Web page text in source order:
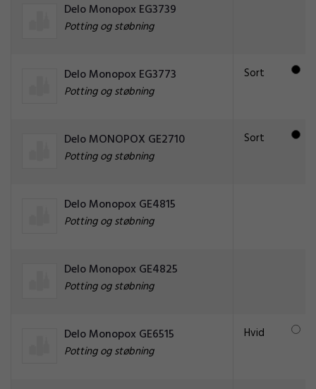
Delo Monopox EG3739
Potting og støbning
Delo Monopox EG3773
Potting og støbning
Sort
Delo MONOPOX GE2710
Potting og støbning
Sort
Delo Monopox GE4815
Potting og støbning
Delo Monopox GE4825
Potting og støbning
Delo Monopox GE6515
Potting og støbning
Hvid